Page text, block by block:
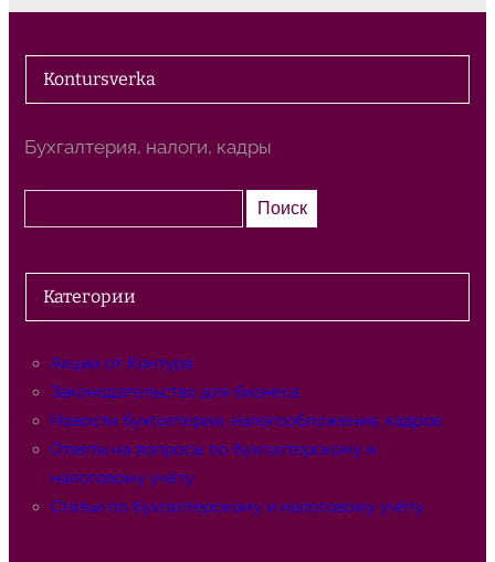
Kontursverka
Бухгалтерия, налоги, кадры
о
к
Поиск
Категории
Акции от Контура
Законодательство для бизнеса
Новости бухгалтерии, налогообложения, кадров
Ответы на вопросы по бухгалтерскому и
налоговому учёту
Статьи по бухгалтерскому и налоговому учёту